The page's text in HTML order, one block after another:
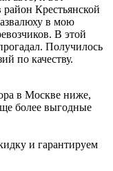
район Крестьянской
в мою
В этой
Получилось
по качеству.
в Москве ниже,
более выгодные
и гарантируем